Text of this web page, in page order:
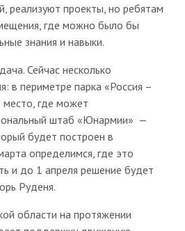
реализуют проекты, но ребятам
где можно было бы
знания и навыки.
Сейчас несколько
в периметре парка «Россия –
место, где может
штаб «Юнармии» —
будет построен в
определимся, где это
и до 1 апреля решение будет
Руденя.
области на протяжении